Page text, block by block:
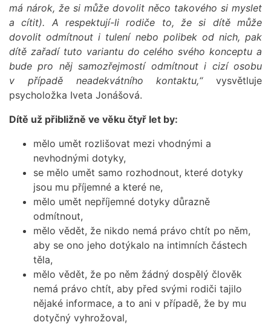
má nárok, že si může dovolit něco takového si myslet
a cítit). A respektují-li rodiče to, že si dítě může
dovolit odmítnout i tulení nebo polibek od nich, pak
dítě zařadí tuto variantu do celého svého konceptu a
bude pro něj samozřejmostí odmítnout i cizí osobu
v případě neadekvátního kontaktu,“vysvětluje
psycholožka Iveta Jonášová.
Dítě už přibližně ve věku čtyř let by:
mělo umět rozlišovat mezi vhodnými a
nevhodnými dotyky,
se mělo umět samo rozhodnout, které dotyky
jsou mu příjemné a které ne,
mělo umět nepříjemné dotyky důrazně
odmítnout,
mělo vědět, že nikdo nemá právo chtít po něm,
aby se ono jeho dotýkalo na intimních částech
těla,
mělo vědět, že po něm žádný dospělý člověk
nemá právo chtít, aby před svými rodiči tajilo
nějaké informace, a to ani v případě, že by mu
dotyčný vyhrožoval,